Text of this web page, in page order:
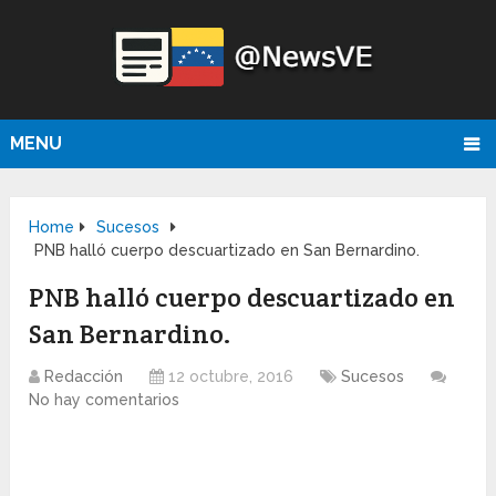
MENU
Home
Sucesos
PNB halló cuerpo descuartizado en San Bernardino.
PNB halló cuerpo descuartizado en
San Bernardino.
Redacción 12 octubre, 2016
Sucesos
No hay comentarios